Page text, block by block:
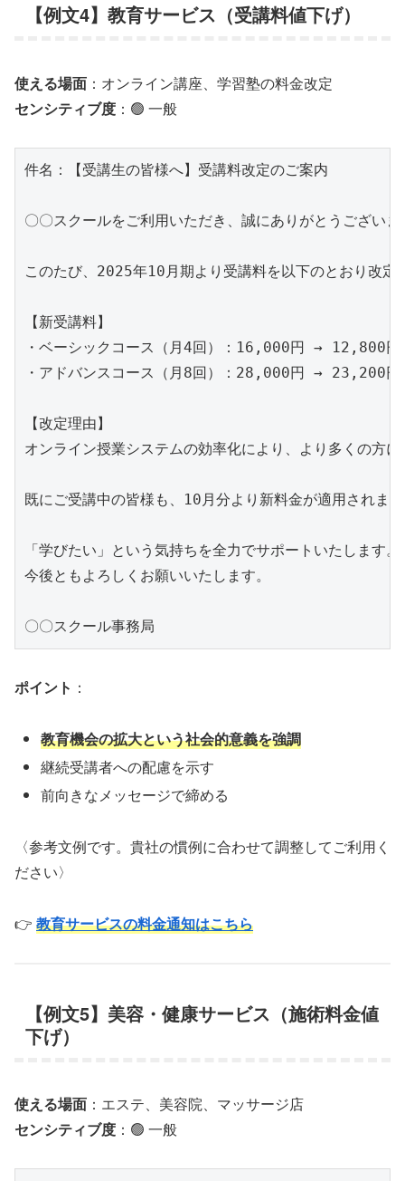
【例文4】教育サービス（受講料値下げ）
使える場面 ：オンライン講座、学習塾の料金改定
センシティブ度 ：🟢 一般
件名：【受講生の皆様へ】受講料改定のご案内
〇〇スクールをご利用いただき、誠にありがとうございま
このたび、2025年10月期より受講料を以下のとおり改定
【新受講料】
・ベーシックコース（月4回）：16,000円 → 12,800円
・アドバンスコース（月8回）：28,000円 → 23,200円
【改定理由】
オンライン授業システムの効率化により、より多くの方
既にご受講中の皆様も、10月分より新料金が適用されま
「学びたい」という気持ちを全力でサポートいたします。
今後ともよろしくお願いいたします。
ポイント ：
教育機会の拡大という社会的意義を強調
継続受講者への配慮を示す
前向きなメッセージで締める
〈参考文例です。貴社の慣例に合わせて調整してご利用く
ださい〉
👉 教育サービスの料金通知はこちら
【例文5】美容・健康サービス（施術料金値
下げ）
使える場面 ：エステ、美容院、マッサージ店
センシティブ度 ：🟢 一般